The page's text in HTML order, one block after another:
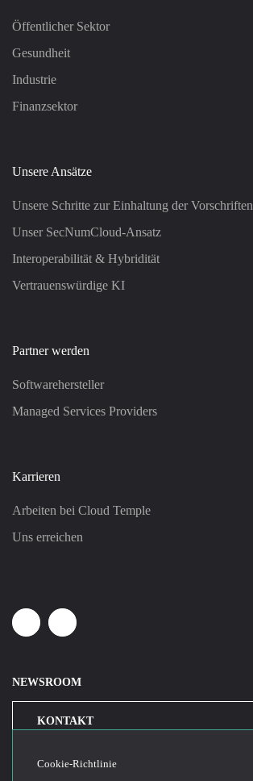
Öffentlicher Sektor
Gesundheit
Industrie
Finanzsektor
Unsere Ansätze
Unsere Schritte zur Einhaltung der Vorschriften
Unser SecNumCloud-Ansatz
Interoperabilität & Hybridität
Vertrauenswürdige KI
Partner werden
Softwarehersteller
Managed Services Providers
Karrieren
Arbeiten bei Cloud Temple
Uns erreichen
LinkedinYoutube
NEWSROOM
KONTAKT
Cookie-Richtlinie